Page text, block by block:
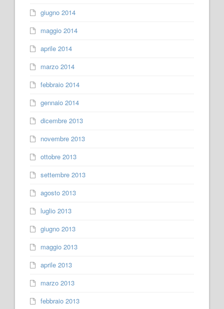
giugno 2014
maggio 2014
aprile 2014
marzo 2014
febbraio 2014
gennaio 2014
dicembre 2013
novembre 2013
ottobre 2013
settembre 2013
agosto 2013
luglio 2013
giugno 2013
maggio 2013
aprile 2013
marzo 2013
febbraio 2013